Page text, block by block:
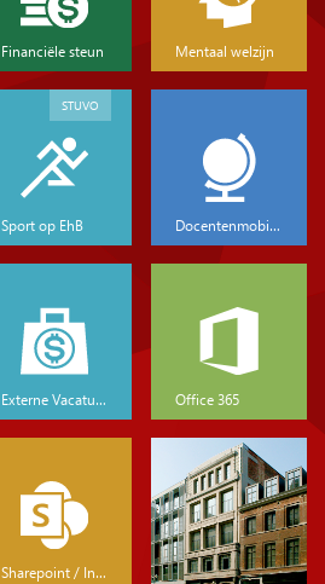
Financiële steun Mentaal welzijn
Sport op EhB
STUVO
Docentenmobiliteit
Externe Vacatures Office 365
Sharepoint / Intranet